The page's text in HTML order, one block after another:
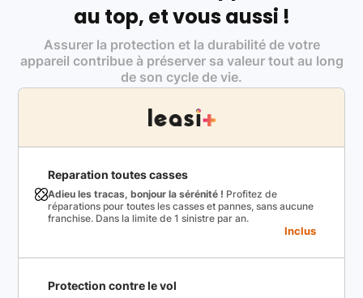
au top, et vous aussi !
Assurer la protection et la durabilité de votre
appareil contribue à préserver sa valeur tout au long
de son cycle de vie.
Reparation toutes casses
Adieu les tracas, bonjour la sérénité ! Profitez de
réparations pour toutes les casses et pannes, sans aucune
franchise. Dans la limite de 1 sinistre par an.
Inclus
Protection contre le vol